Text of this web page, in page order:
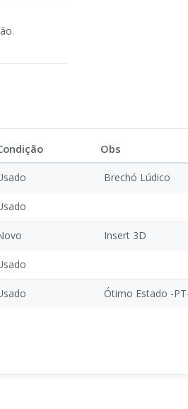
Obs
Brechó Lúdico
Insert 3D
Ótimo Estado -